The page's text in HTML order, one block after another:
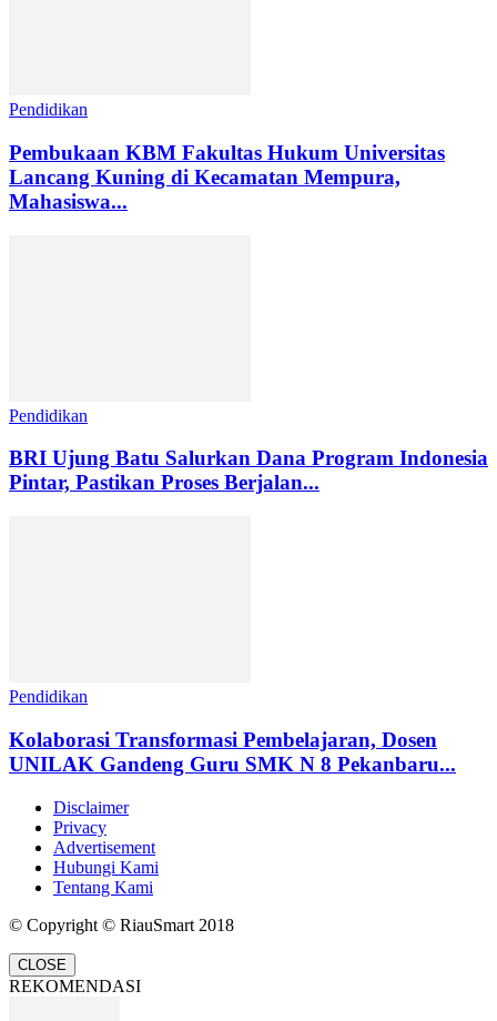
Pendidikan
Pembukaan KBM Fakultas Hukum Universitas
Lancang Kuning di Kecamatan Mempura,
Mahasiswa...
Pendidikan
BRI Ujung Batu Salurkan Dana Program Indonesia
Pintar, Pastikan Proses Berjalan...
Pendidikan
Kolaborasi Transformasi Pembelajaran, Dosen
UNILAK Gandeng Guru SMK N 8 Pekanbaru...
Disclaimer
Privacy
Advertisement
Hubungi Kami
Tentang Kami
© Copyright © RiauSmart 2018
CLOSE
REKOMENDASI